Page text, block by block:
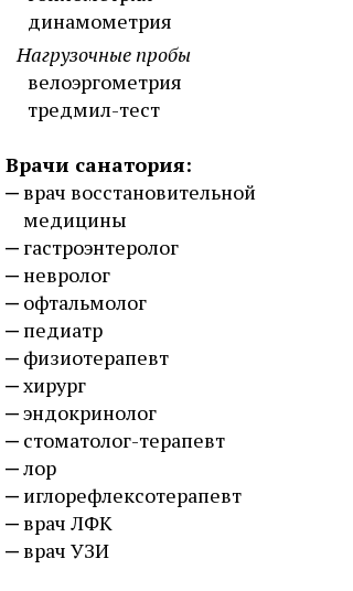
динамометрия
Нагрузочные пробы
велоэргометрия
тредмил-тест
Врачи санатория:
врач восстановительной
медицины
гастроэнтеролог
невролог
офтальмолог
педиатр
физиотерапевт
хирург
эндокринолог
стоматолог-терапевт
лор
иглорефлексотерапевт
врач ЛФК
врач УЗИ